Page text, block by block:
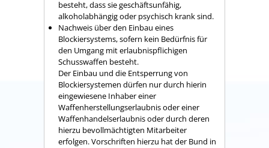
besteht, dass sie geschäftsunfähig,
alkoholabhängig oder psychisch krank sind.
Nachweis über den Einbau eines
Blockiersystems, sofern kein Bedürfnis für
den Umgang mit erlaubnispflichigen
Schusswaffen besteht.
Der Einbau und die Entsperrung von
Blockiersystemen dürfen nur durch hierin
eingewiesene Inhaber einer
Waffenherstellungserlaubnis oder einer
Waffenhandelserlaubnisoder durch deren
hierzu bevollmächtigten Mitarbeiter
erfolgen.Vorschriften hierzu hat der Bund in